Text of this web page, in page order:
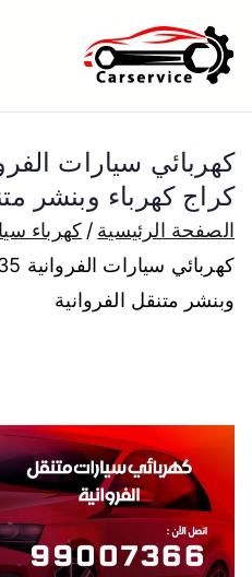
إلى
المحتوى
بنشر
بارخص
كراج كهرباء وبنشر
الصفحة الرئيسية
كهرباء
وبنشر متنقل الفروانية